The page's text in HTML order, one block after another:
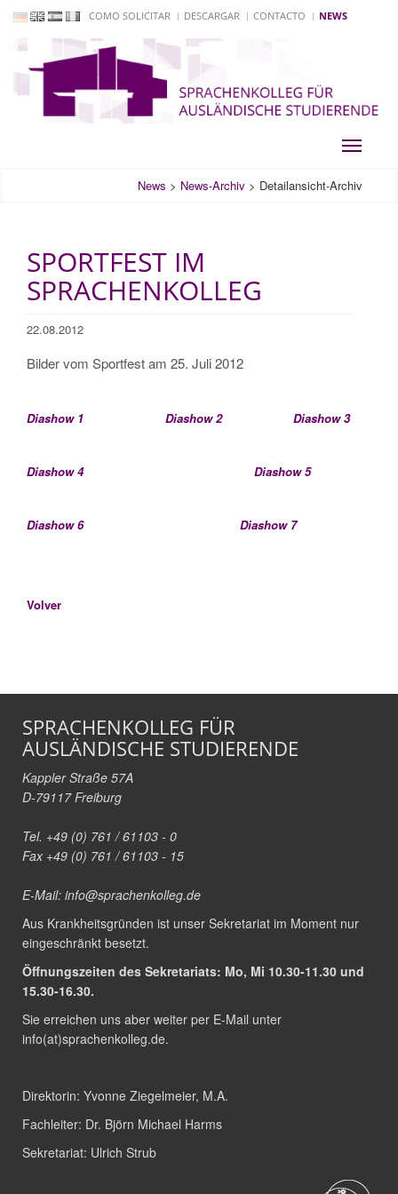
COMO SOLICITAR DESCARGAR CONTACTO NEWS
Toggle
News > News-Archiv > Detailansicht-Archiv
SPORTFEST IM
SPRACHENKOLLEG
22.08.2012
Bilder vom Sportfest am 25. Juli 2012
Diashow 1 Diashow 2 Diashow 3
Diashow 4 Diashow 5
Diashow 6 Diashow 7
Volver
SPRACHENKOLLEG FÜR
AUSLÄNDISCHE STUDIERENDE
Kappler Straße 57A
D-79117 Freiburg
Tel. +49 (0) 761 / 61103 - 0
Fax +49 (0) 761 / 61103 - 15
E-Mail: info@sprachenkolleg.de
Aus Krankheitsgründen ist unser Sekretariat im Moment nur
eingeschränkt besetzt.
Öffnungszeiten des Sekretariats: Mo, Mi 10.30-11.30 und
15.30-16.30.
Sie erreichen uns aber weiter per E-Mail unter
info(at)sprachenkolleg.de.
Direktorin: Yvonne Ziegelmeier, M.A.
Fachleiter: Dr. Björn Michael Harms
Sekretariat: Ulrich Strub